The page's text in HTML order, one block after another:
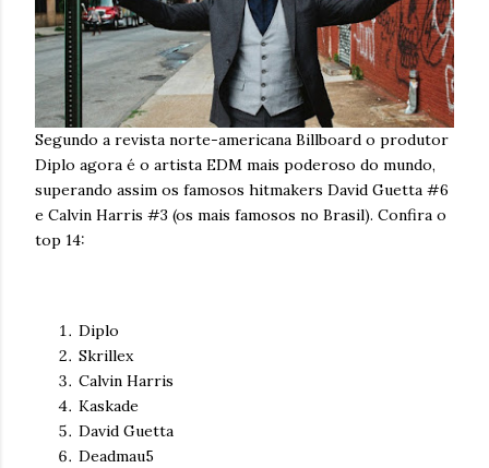
Segundo a revista norte-americana Billboard o produtor
Diplo agora é o artista EDM mais poderoso do mundo,
superando assim os famosos hitmakers David Guetta #6
e Calvin Harris #3 (os mais famosos no Brasil). Confira o
top 14:
Diplo
Skrillex
Calvin Harris
Kaskade
David Guetta
Deadmau5